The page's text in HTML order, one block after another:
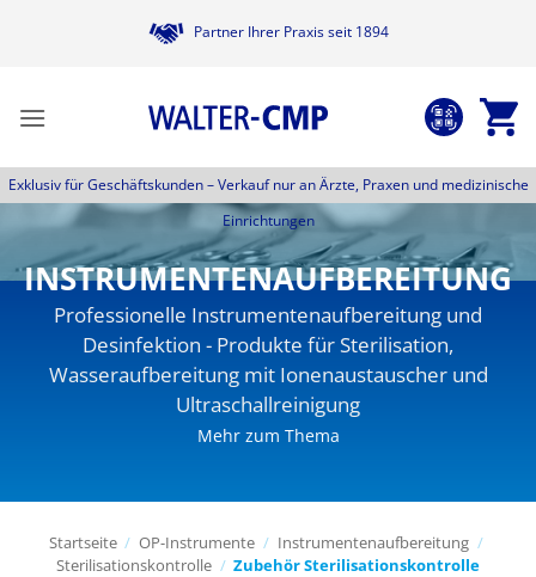
Partner Ihrer Praxis seit 1894
Exklusiv für Geschäftskunden –Verkauf nur an Ärzte, Praxen und medizinische
Einrichtungen
INSTRUMENTENAUFBEREITUNG
Professionelle Instrumentenaufbereitung und
Desinfektion - Produkte für Sterilisation,
Wasseraufbereitung mit Ionenaustauscher und
Ultraschallreinigung
Mehr zum Thema
Startseite / OP-Instrumente / Instrumentenaufbereitung /
Sterilisationskontrolle / Zubehör Sterilisationskontrolle